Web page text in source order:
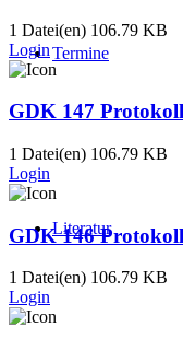
Termine
Literatur
1 Datei(en) 106.79 KB
Login
GDK 147
1 Datei(en) 106.79 KB
Login
GDK 146
1 Datei(en) 106.79 KB
Login